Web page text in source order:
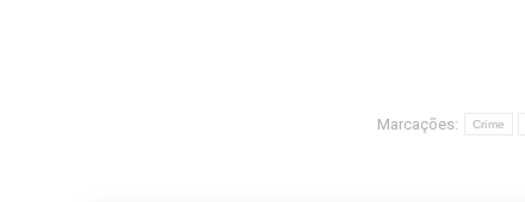
Marcações: Crime